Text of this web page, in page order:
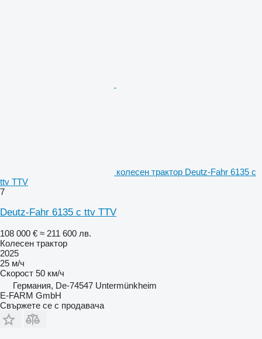
колесен трактор Deutz-Fahr 6135 c
ttv TTV
7
Deutz-Fahr 6135 c ttv TTV
108 000 € ≈ 211 600 лв.
Колесен трактор
2025
25 м/ч
Скорост 50 км/ч
Германия, De-74547 Untermünkheim
E-FARM GmbH
Свържете се с продавача